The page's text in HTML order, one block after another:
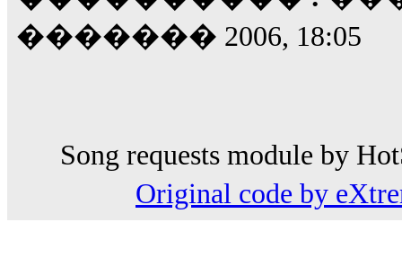
������� 2006, 18:05
Song requests module by
Original code by